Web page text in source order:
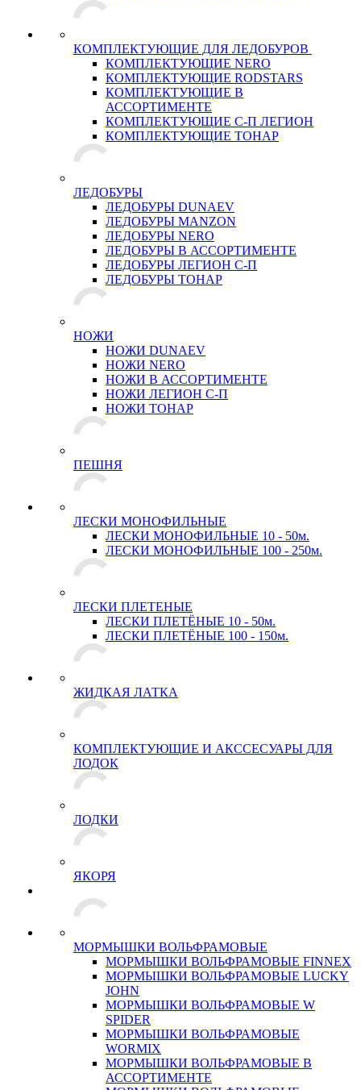
КОМПЛЕКТУЮЩИЕ ДЛЯ ЛЕДОБУРОВ
КОМПЛЕКТУЮЩИЕ NERO
КОМПЛЕКТУЮЩИЕ RODSTARS
КОМПЛЕКТУЮЩИЕ В
АССОРТИМЕНТЕ
КОМПЛЕКТУЮЩИЕ С-П ЛЕГИОН
КОМПЛЕКТУЮЩИЕ ТОНАР
ЛЕДОБУРЫ
ЛЕДОБУРЫ DUNAEV
ЛЕДОБУРЫ MANZON
ЛЕДОБУРЫ NERO
ЛЕДОБУРЫ В АССОРТИМЕНТЕ
ЛЕДОБУРЫ ЛЕГИОН С-П
ЛЕДОБУРЫ ТОНАР
НОЖИ
НОЖИ DUNAEV
НОЖИ NERO
НОЖИ В АССОРТИМЕНТЕ
НОЖИ ЛЕГИОН С-П
НОЖИ ТОНАР
ПЕШНЯ
ЛЕСКИ МОНОФИЛЬНЫЕ
ЛЕСКИ МОНОФИЛЬНЫЕ 10 - 50м.
ЛЕСКИ МОНОФИЛЬНЫЕ 100 - 250м.
ЛЕСКИ ПЛЕТЕНЫЕ
ЛЕСКИ ПЛЕТЁНЫЕ 10 - 50м.
ЛЕСКИ ПЛЕТЁНЫЕ 100 - 150м.
ЖИДКАЯ ЛАТКА
КОМПЛЕКТУЮЩИЕ И АКССЕСУАРЫ ДЛЯ
ЛОДОК
ЛОДКИ
ЯКОРЯ
МОРМЫШКИ ВОЛЬФРАМОВЫЕ
МОРМЫШКИ ВОЛЬФРАМОВЫЕ FINNEX
МОРМЫШКИ ВОЛЬФРАМОВЫЕ LUCKY
JOHN
МОРМЫШКИ ВОЛЬФРАМОВЫЕ W
SPIDER
МОРМЫШКИ ВОЛЬФРАМОВЫЕ
WORMIX
МОРМЫШКИ ВОЛЬФРАМОВЫЕ В
АССОРТИМЕНТЕ